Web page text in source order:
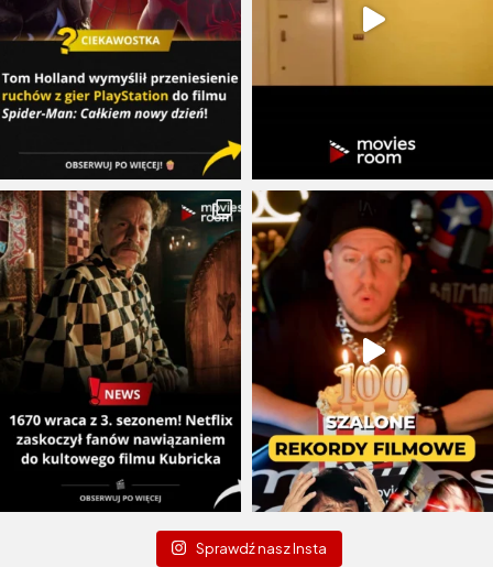
Sprawdź nasz Insta